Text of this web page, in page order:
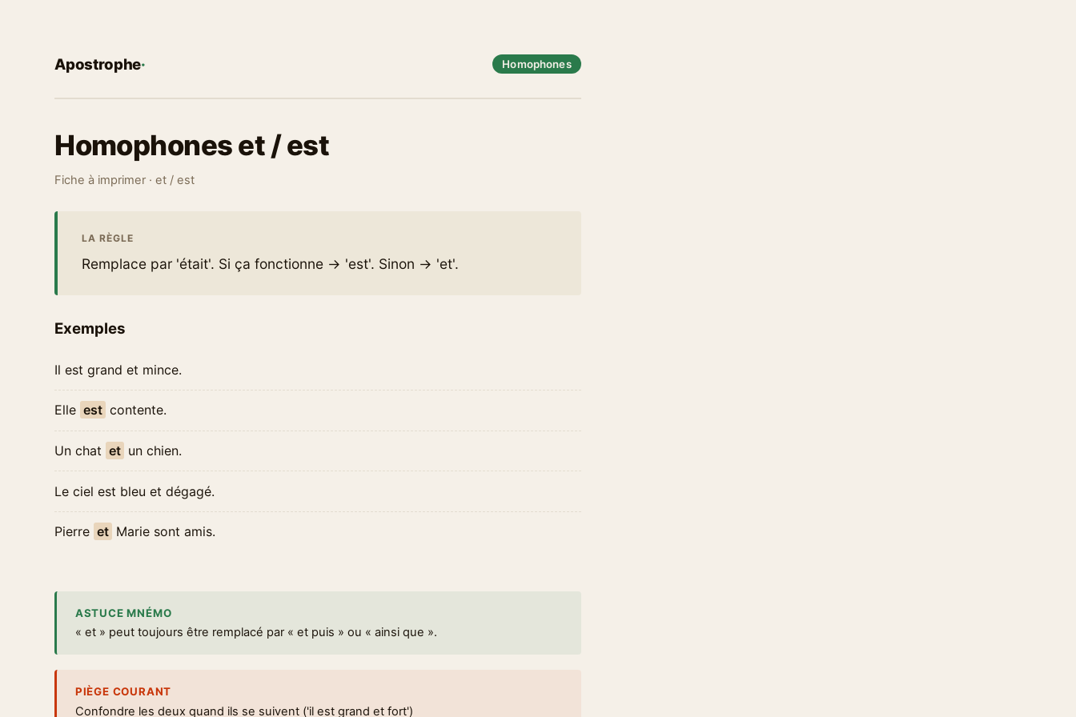
Apostrophe· Homophones
Homophones et / est
Fiche à imprimer · et / est
LA RÈGLE
Remplace par 'était'. Si ça fonctionne → 'est'. Sinon → 'et'.
Exemples
Il est grand et mince.
Elle est contente.
Un chat et un chien.
Le ciel est bleu et dégagé.
Pierre et Marie sont amis.
ASTUCE MNÉMO
« et » peut toujours être remplacé par « et puis » ou « ainsi que ».
PIÈGE COURANT
Confondre les deux quand ils se suivent ('il est grand et fort')